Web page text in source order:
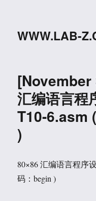
WWW.LAB-
[November
汇编语言程
T10-6.asm
)
80×86 汇编语言程序
码：begin )